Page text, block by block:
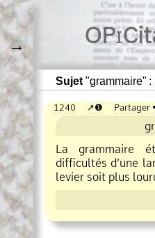
→ OPi
Sujet"grammaire" :
1240 ❶ Partager
La grammaire
difficultés d’une
levier soit plus